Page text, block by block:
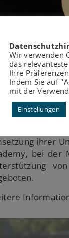
and
statt.
der
ihrer
bei der
Wir verwenden
das
Ihre
Indem Sie auf
mit der
Einstellungen